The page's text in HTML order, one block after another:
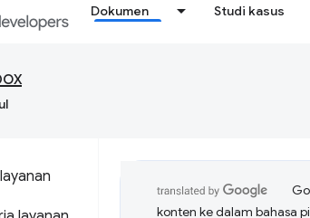
Dokumen Studi kasus
konten ke dalam bahasa